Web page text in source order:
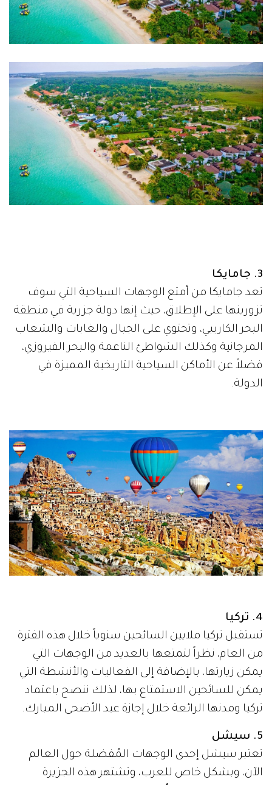
3. جامايكا
تعد جامايكا من أمتع الوجهات السياحية التي سوف
تزورينها على الإطلاق، حيث إنها دولة جزرية في منطقة
البحر الكاريبي، وتحتوي على الجبال والغابات والشعاب
المرجانية وكذلك الشواطئ الناعمة والبحر الفيروزي،
فضلاً عن الأماكن السياحية التاريخية المميزة في
الدولة.
4. تركيا
تستقبل تركيا ملايين السائحين سنوياً خلال هذه الفترة
من العام، نظراً لتمتعها بالعديد من الوجهات التي
يمكن زيارتها، بالإضافة إلى الفعاليات والأنشطة التي
يمكن للسائحين الاستمتاع بها، لذلك ننصح باعتماد
تركيا ومدنها الرائعة خلال إجازة عيد الأضحى المبارك.
5. سيشل
تعتبر سيشل إحدى الوجهات المُفضلة حول العالم
الآن، وبشكل خاص للعرب، وتشتهر هذه الجزيرة